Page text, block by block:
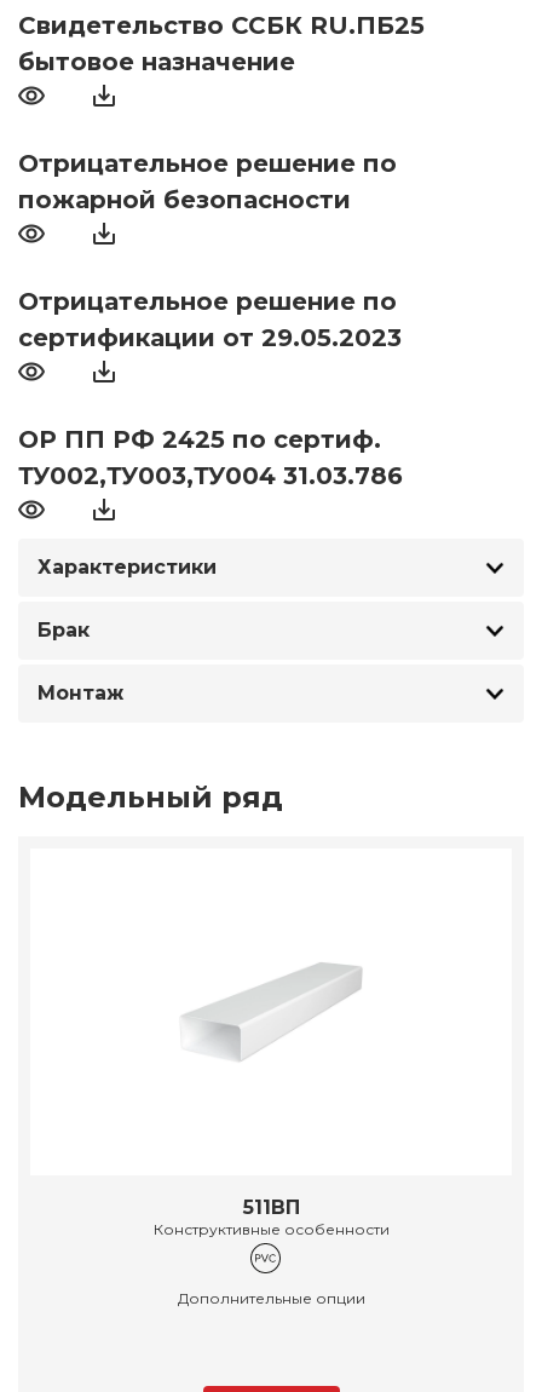
Свидетельство ССБК RU.ПБ25
бытовое назначение
Отрицательное решение по
пожарной безопасности
Отрицательное решение по
сертификации от 29.05.2023
ОР ПП РФ 2425 по сертиф.
ТУ002,ТУ003,ТУ004 31.03.786
Характеристики
Брак
Монтаж
Модельный ряд
511ВП
Конструктивные особенности
Дополнительные опции